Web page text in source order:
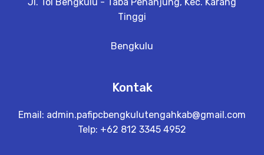
Tinggi
Bengkulu
Kontak
Email: admin.pafipcbengkulutengahkab@gmail.com
Telp: +62 812 3345 4952